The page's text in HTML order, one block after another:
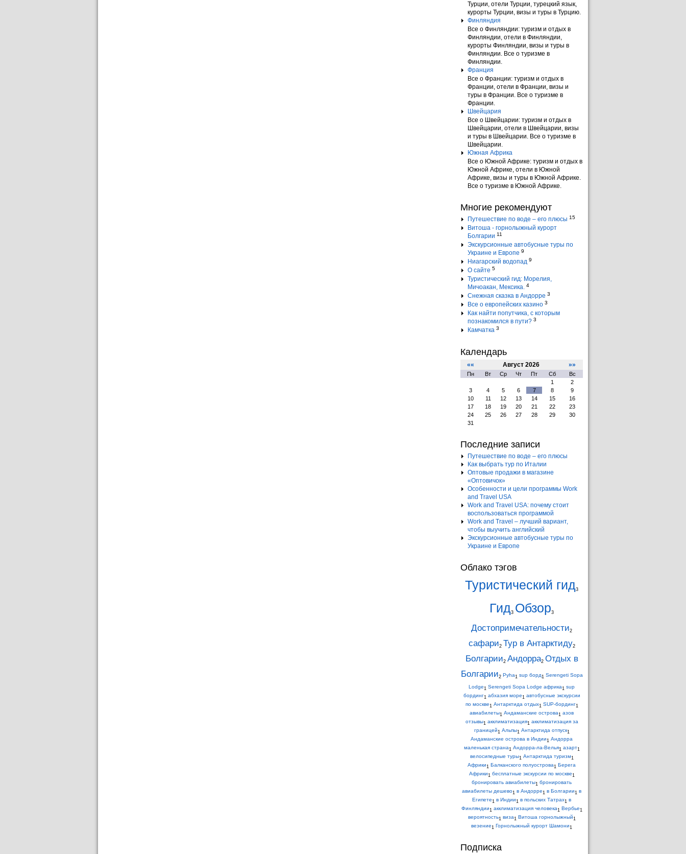
Турции, отели Турции, турецкий язык,
курорты Турции, визы и туры в Турцию.
Финляндия
Все о Финляндии: туризм и отдых в
Финляндии, отели в Финляндии,
курорты Финляндии, визы и туры в
Финляндии. Все о туризме в
Финляндии.
Франция
Все о Франции: туризм и отдых в
Франции, отели в Франции, визы и
туры в Франции. Все о туризме в
Франции.
Швейцария
Все о Швейцарии: туризм и отдых в
Швейцарии, отели в Швейцарии, визы
и туры в Швейцарии. Все о туризме в
Швейцарии.
Южная Африка
Все о Южной Африке: туризм и отдых в
Южной Африке, отели в Южной
Африке, визы и туры в Южной Африке.
Все о туризме в Южной Африке.
Многие рекомендуют
Путешествие по воде – его плюсы 15
Витоша - горнолыжный курорт
Болгарии 11
Экскурсионные автобусные туры по
Украине и Европе 9
Ниагарский водопад 9
О сайте 5
Туристический гид: Морелия,
Мичоакан, Мексика. 4
Снежная сказка в Андорре 3
Все о европейских казино 3
Как найти попутчика, с которым
познакомился в пути? 3
Камчатка 3
Календарь
«« Август 2026 »»
Пн Вт Ср Чт Пт Сб
Вс
1
2
3
4 5 6 7 8
9
10
11 12 13 14 15
16
17
18 19 20 21 22
23
24
25 26 27 28 29
30
31
Последние записи
Путешествие по воде – его плюсы
Как выбрать тур по Италии
Оптовые продажи в магазине
«Оптовичок»
Особенности и цели программы Work
and Travel USA
Work and Travel USA: почему стоит
воспользоваться программой
Work and Travel – лучший вариант,
чтобы выучить английский
Экскурсионные автобусные туры по
Украине и Европе
Облако тэгов
Туристический гид3
Гид3 Обзор3
Достопримечательности2
сафари2 Тур в Антарктиду2
Болгарии2 Андорра2 Отдых в
Болгарии2 Pyha1 sup борд1 Serengeti Sopa
Lodge1 Serengeti Sopa Lodge африка1 sup
бординг1 абхазия море1 автобусные экскурсии
по москве1 Антарктида отдых1 SUP-бординг1
авиабилеты1 Андаманские острова1 азов
отзывы1 акклиматизация1 акклиматизация за
границей1 Альпы1 Антарктида отпуск1
Андаманские острова в Индии1 Андорра
маленькая страна1 Андорра-ла-Велья1 азарт1
велосипедные туры1 Антарктида туризм1
Африки1 Балканского полуострова1 Берега
Африки1 бесплатные экскурсии по москве1
бронировать авиабилеты1 бронировать
авиабилеты дешево1 в Андорре1 в Болгарии1 в
Египете1 в Индии1 в польских Татрах1 в
Финляндии1 акклиматизация человека1 Вербье1
вероятность1 виза1 Витоша горнолыжный1
везение1 Горнолыжный курорт Шамони1
Подписка